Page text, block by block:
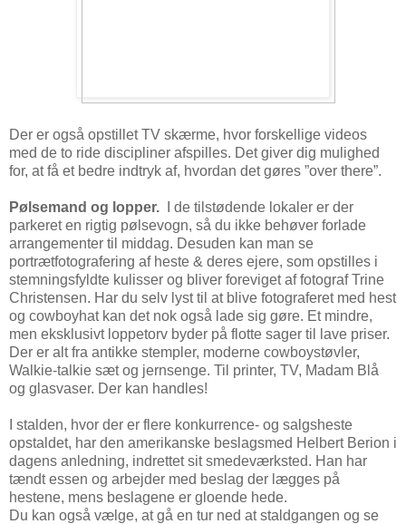
Der er også opstillet TV skærme, hvor forskellige videos
med de to ride discipliner afspilles. Det giver dig mulighed
for, at få et bedre indtryk af, hvordan det gøres ”over there”.
Pølsemand og lopper. I de tilstødende lokaler er der
parkeret en rigtig pølsevogn, så du ikke behøver forlade
arrangementer til middag. Desuden kan man se
portrætfotografering af heste & deres ejere, som opstilles i
stemningsfyldte kulisser og bliver foreviget af fotograf Trine
Christensen. Har du selv lyst til at blive fotograferet med hest
og cowboyhat kan det nok også lade sig gøre. Et mindre,
men eksklusivt loppetorv byder på flotte sager til lave priser.
Der er alt fra antikke stempler, moderne cowboystøvler,
Walkie-talkie sæt og jernsenge. Til printer, TV, Madam Blå
og glasvaser. Der kan handles!
I stalden, hvor der er flere konkurrence- og salgsheste
opstaldet, har den amerikanske beslagsmed Helbert Berion i
dagens anledning, indrettet sit smedeværksted. Han har
tændt essen og arbejder med beslag der lægges på
hestene, mens beslagene er gloende hede.
Du kan også vælge, at gå en tur ned at staldgangen og se